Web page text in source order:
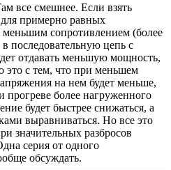
все смешнее. Если взять
примерно равных
меньшим сопротивлением (более
цепь с
отдавать меньшую мощность,
это с тем, что при меньшем
на нем будет меньше,
более нагруженного
будет быстрее снижаться, а
выравниваться. Но все это
значительных разбросов
серия от одного
обсуждать.